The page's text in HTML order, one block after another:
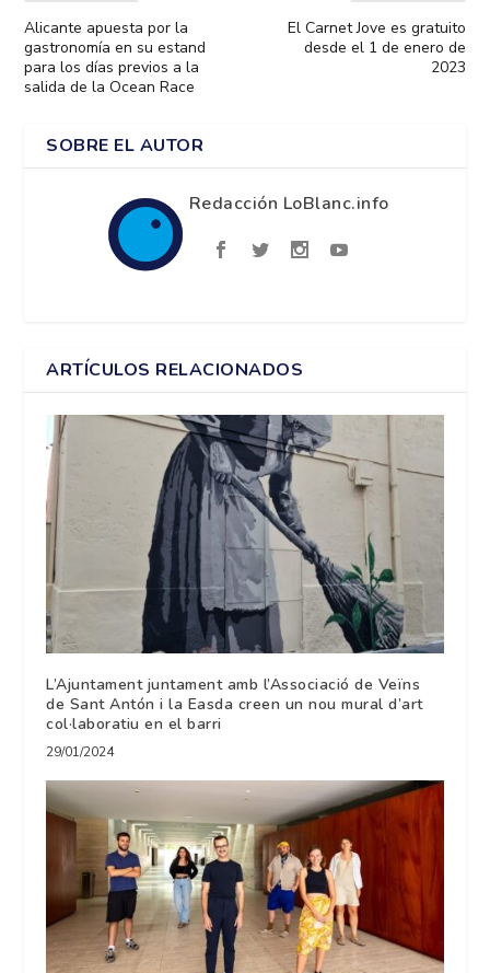
Alicante apuesta por la
gastronomía en su estand
para los días previos a la
salida de la Ocean Race
El Carnet Jove es gratuito
desde el 1 de enero de
2023
SOBRE EL AUTOR
Redacción LoBlanc.info
ARTÍCULOS RELACIONADOS
L’Ajuntament juntament amb l’Associació de Veïns
de Sant Antón i la Easda creen un nou mural d’art
col·laboratiu en el barri
29/01/2024